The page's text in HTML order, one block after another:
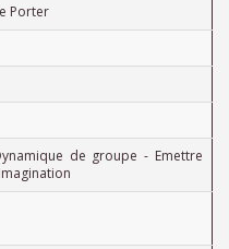
Porter
de groupe - Emettre